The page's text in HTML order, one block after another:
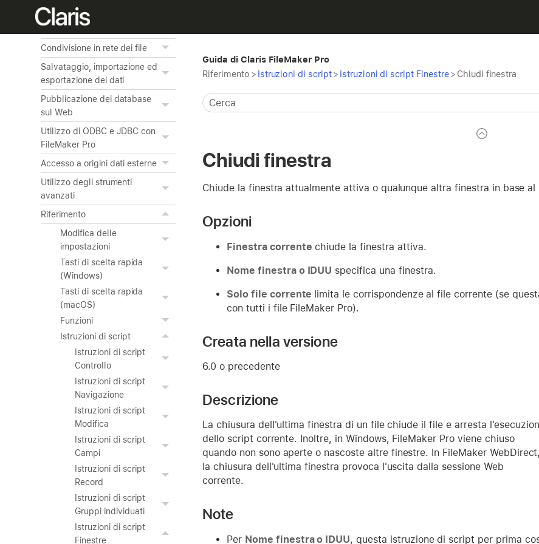
attività con gli script
Condivisione in rete dei file
Salvataggio, importazione ed
esportazione dei dati
Pubblicazione dei database
sul Web
Utilizzo di ODBC e JDBC con
FileMaker Pro
Accesso a origini dati esterne
Utilizzo degli strumenti
avanzati
Riferimento
Modifica delle
impostazioni
Tasti di scelta rapida
(Windows)
Tasti di scelta rapida
(macOS)
Funzioni
Istruzioni di script
Istruzioni di script
Controllo
Istruzioni di script
Navigazione
Istruzioni di script
Modifica
Istruzioni di script
Campi
Istruzioni di script
Record
Istruzioni di script
Gruppi individuati
Istruzioni di script
Finestre
Guida di Claris FileMaker Pro
Riferimento > Istruzioni di script> Istruzioni di script Finestre> Chiudi finestra
Chiudi finestra
Chiude la finestra attualmente attiva o qualunque altra finestra in base al
Opzioni
Finestra corrente chiude la finestra attiva.
Nome finestra o IDUU specifica una finestra.
Solo file corrente limita le corrispondenze al file corrente (se
con tutti i file FileMaker Pro).
Creata nella versione
6.0 o precedente
Descrizione
La chiusura dell'ultima finestra di un file chiude il file e arresta
dello script corrente. Inoltre, in Windows, FileMaker Pro viene chiuso
quando non sono aperte o nascoste altre finestre. In FileMaker WebDirect,
la chiusura dell'ultima finestra provoca l'uscita dalla sessione Web
corrente.
Note
Per Nome finestra o IDUU, questa istruzione di script per prima